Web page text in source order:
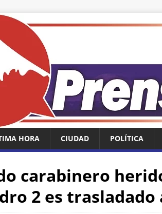
HORA CIUDAD POLÍTICA
carabinero
2 es trasladado